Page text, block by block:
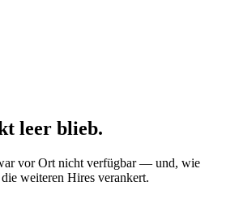
leer blieb.
vor Ort nicht verfügbar — und, wie
weiteren Hires verankert.